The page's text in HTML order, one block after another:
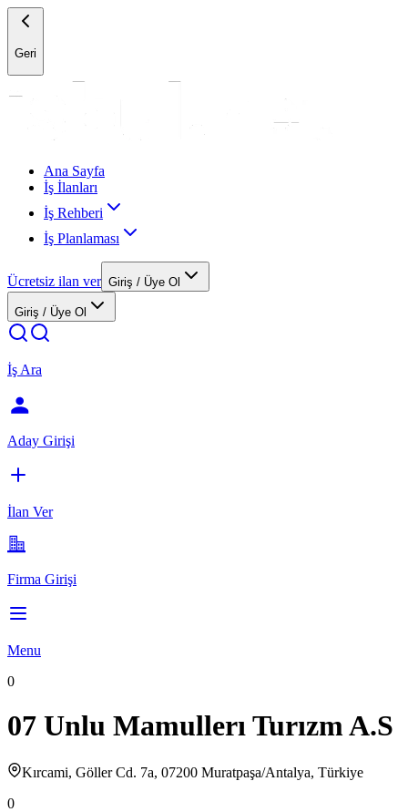
Geri
Ana Sayfa
İş İlanları
İş Rehberi
İş Planlaması
Ücretsiz ilan ver Giriş / Üye Ol
Giriş / Üye Ol
İş Ara
Aday Girişi
İlan Ver
Firma Girişi
Menu
0
07 Unlu Mamullerı Turızm A.S
Kırcami, Göller Cd. 7a, 07200 Muratpaşa/Antalya, Türkiye
0